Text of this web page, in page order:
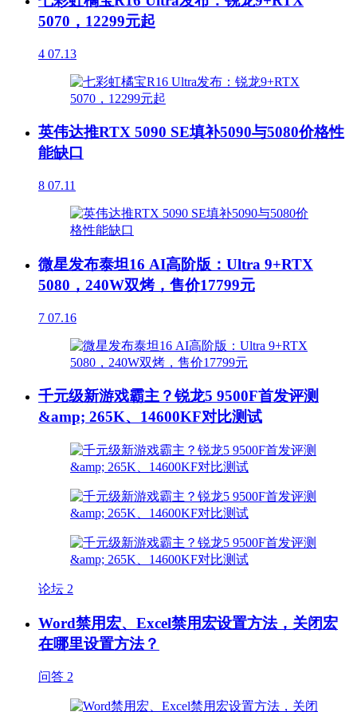
5070，12299元起
4 07.13
英伟达推RTX 5090 SE填补5090与5080价格性
能缺口
8 07.11
微星发布泰坦16 AI高阶版：Ultra 9+RTX
5080，240W双烤，售价17799元
7 07.16
千元级新游戏霸主？锐龙5 9500F首发评测
&amp; 265K、14600KF对比测试
论坛 2
Word禁用宏、Excel禁用宏设置方法，关闭宏
在哪里设置方法？
问答 2